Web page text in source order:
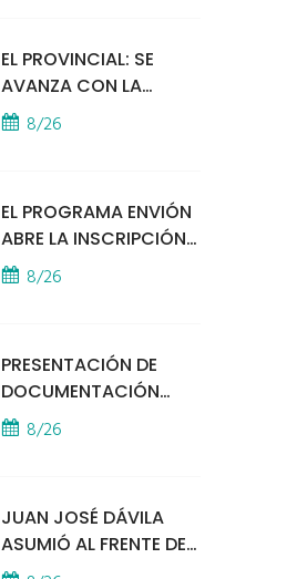
EL PROVINCIAL: SE
AVANZA CON LA
INSTALACIÓN DEL
MÓDULO POLICIAL
8/26
EL PROGRAMA ENVIÓN
ABRE LA INSCRIPCIÓN
A UN CURSO DE
BARBERÍA
8/26
PRESENTACIÓN DE
DOCUMENTACIÓN
PARA BECAS
EDUCATIVAS
8/26
JUAN JOSÉ DÁVILA
ASUMIÓ AL FRENTE DE
LA POLICÍA COMUNAL